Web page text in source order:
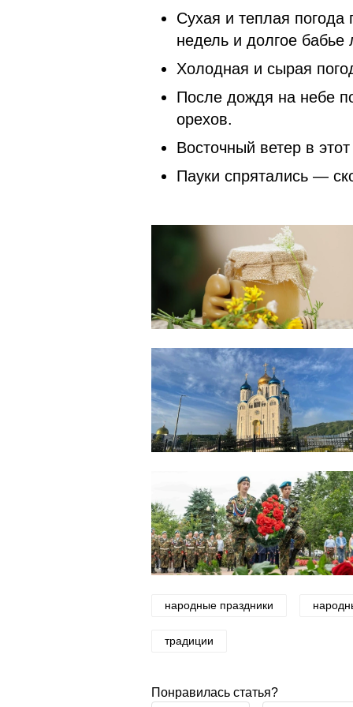
Сухая и теплая
недель и долгое бабье
Холодная и сырая
После дождя на небе
орехов.
Восточный ветер в
Пауки спрятались —
народные праздники
традиции
Понравилась статья?